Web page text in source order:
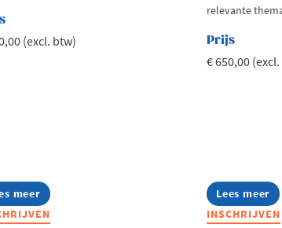
(excl. btw)
meer
relevante
Prijs
€ 650,00
Lees meer
about
Netwerk
Strategic
INSCHRIJVEN